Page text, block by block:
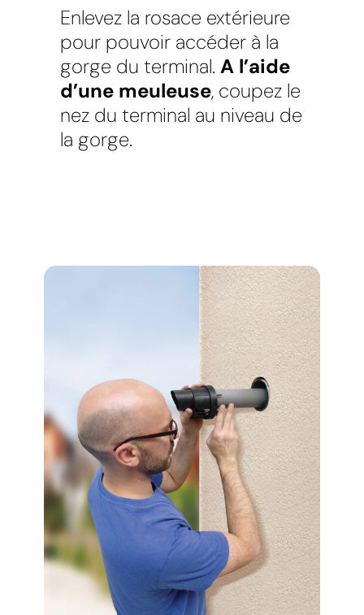
Enlevez la rosace extérieure
pour pouvoir accéder à la
gorge du terminal. A l’aide
d’une meuleuse, coupez le
nez du terminal au niveau de
la gorge.